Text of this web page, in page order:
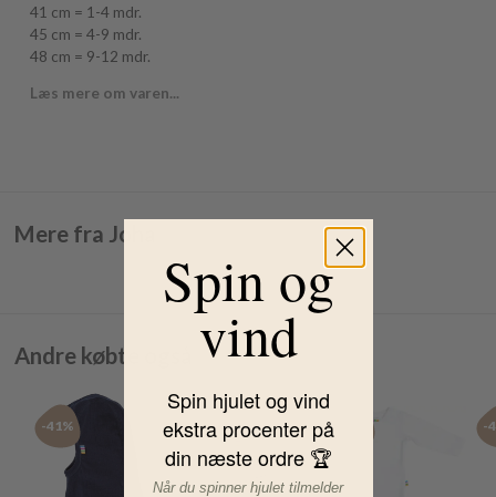
41 cm = 1-4 mdr.
45 cm = 4-9 mdr.
48 cm = 9-12 mdr.
Læs mere om varen...
Mere fra Joha
Andre købte også
-41% -41% -
Spin og
vind
Spin hjulet og vind
ekstra procenter på
din næste ordre 🏆
Når du spinner hjulet tilmelder